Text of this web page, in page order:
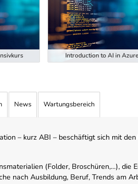
Introduction to AI in Azure
News Wartungsbereich
– kurz ABI – beschäftigt sich mit
(Folder, Broschüren,…), die
nach Ausbildung, Beruf, Trends am